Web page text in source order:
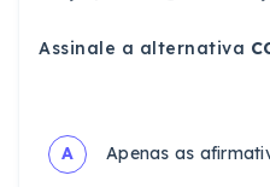
Assinale a alternativa
A Apenas as